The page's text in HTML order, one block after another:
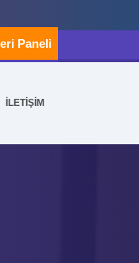
Paneli
İLETİŞİM